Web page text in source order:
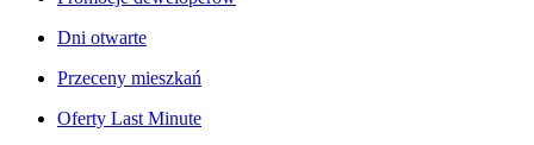
Dni otwarte
Przeceny mieszkań
Oferty Last Minute